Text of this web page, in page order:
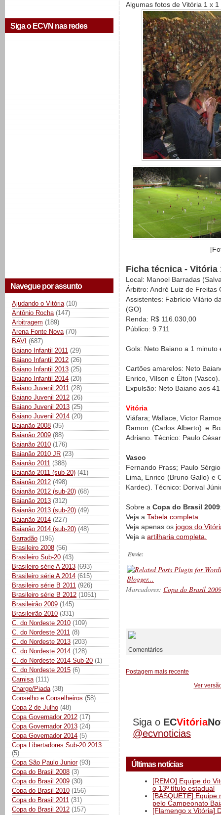
Siga o ECVN nas redes
Navegue por assunto
Ajudando o Vitória (10)
Antônio Rocha (147)
Arbitragem (189)
Arena Fonte Nova (70)
BAVI (687)
Baiano Infantil 2011 (29)
Baiano Infantil 2012 (26)
Baiano Infantil 2013 (25)
Baiano Infantil 2014 (20)
Baiano Juvenil 2011 (28)
Baiano Juvenil 2012 (26)
Baiano Juvenil 2013 (25)
Baiano Juvenil 2014 (20)
Baianão 2008 (35)
Baianão 2009 (88)
Baianão 2010 (176)
Baianão 2010 JR (23)
Baianão 2011 (388)
Baianão 2011 (sub-20) (41)
Baianão 2012 (498)
Baianão 2012 (sub-20) (68)
Baianão 2013 (312)
Baianão 2013 (sub-20) (49)
Baianão 2014 (227)
Baianão 2014 (sub-20) (48)
Barradão (195)
Brasileiro 2008 (56)
Brasileiro Sub-20 (43)
Brasileiro série A 2013 (693)
Brasileiro série A 2014 (615)
Brasileiro série B 2011 (926)
Brasileiro série B 2012 (1051)
Brasileirão 2009 (145)
Brasileirão 2010 (331)
C. do Nordeste 2010 (109)
C. do Nordeste 2011 (8)
C. do Nordeste 2013 (203)
C. do Nordeste 2014 (128)
C. do Nordeste 2014 Sub-20 (1)
C. do Nordeste 2015 (6)
Camisa (111)
Charge/Piada (38)
Conselho e Conselheiros (58)
Copa 2 de Julho (48)
Copa Governador 2012 (17)
Copa Governador 2013 (24)
Copa Governador 2014 (5)
Copa Libertadores Sub-20 2013
(5)
Copa São Paulo Junior (93)
Copa do Brasil 2008 (3)
Copa do Brasil 2009 (30)
Copa do Brasil 2010 (156)
Copa do Brasil 2011 (31)
Copa do Brasil 2012 (157)
Algumas fotos de Vitória 1 x
Ficha técnica - Vitória
Local: Manoel Barradas
Árbitro: André Luiz de Freitas
Assistentes: Fabrício Vilário
(GO)
Renda: R$ 116.030,00
Público: 9.711
Gols: Neto Baiano a 1 minuto
Cartões amarelos: Neto
Enrico, Vílson e Élton (Vasco).
Expulsão: Neto Baiano aos
Vitória
Viáfara; Wallace, Victor
Ramon (Carlos Alberto) e
Adriano. Técnico: Paulo
Vasco
Fernando Prass; Paulo
Lima, Enrico (Bruno Gallo) e
Kardec). Técnico: Dorival
Sobre a Copa do Brasil 2009
Veja a Tabela completa.
Veja apenas os jogos do
Veja a artilharia completa.
Envie:
Marcadores: Copa do Brasil 2009
Comentários
Postagem mais recente
Ver
Siga o ECVitória
@ecvnoticias
Últimas notícias
[REMO] Equipe do
o 13º título estadual
[BASQUETE]
pelo Campeonato
[Flamengo x Vitória]